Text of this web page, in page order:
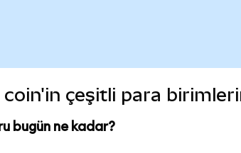
coin'in çeşitli para
bugün ne kadar?